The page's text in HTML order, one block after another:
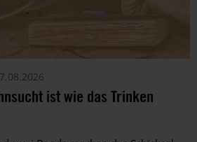
ist wie das Trinken